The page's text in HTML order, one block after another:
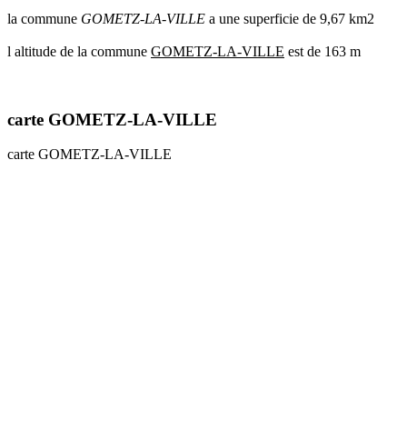
communes
radar
la commune GOMETZ-LA-VILLE a une superficie de 9,67 km2
l altitude de la commune GOMETZ-LA-VILLE est de 163 m
carte GOMETZ-LA-VILLE
carte GOMETZ-LA-VILLE